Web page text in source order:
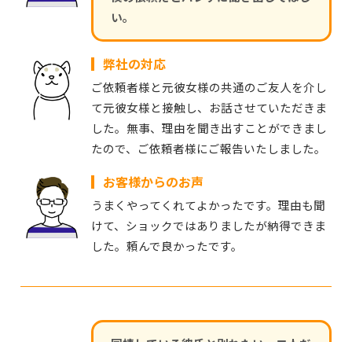
い。
弊社の対応
ご依頼者様と元彼女様の共通のご友人を介し
て元彼女様と接触し、お話させていただきま
した。無事、理由を聞き出すことができまし
たので、ご依頼者様にご報告いたしました。
お客様からのお声
うまくやってくれてよかったです。理由も聞
けて、ショックではありましたが納得できま
した。頼んで良かったです。